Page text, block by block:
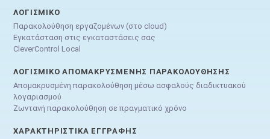
ΛΟΓΙΣΜΙΚΌ
Παρακολούθηση εργαζομένων (στο cloud)
Εγκατάσταση στις εγκαταστάσεις σας
CleverControl Local
ΛΟΓΙΣΜΙΚΌ ΑΠΟΜΑΚΡΥΣΜΈΝΗΣ ΠΑΡΑΚΟΛΟΎΘΗΣΗΣ
Απομακρυσμένη παρακολούθηση μέσω ασφαλούς διαδικτυακού
λογαριασμού
Ζωντανή παρακολούθηση σε πραγματικό χρόνο
ΧΑΡΑΚΤΗΡΙΣΤΙΚΆ ΕΓΓΡΑΦΉΣ